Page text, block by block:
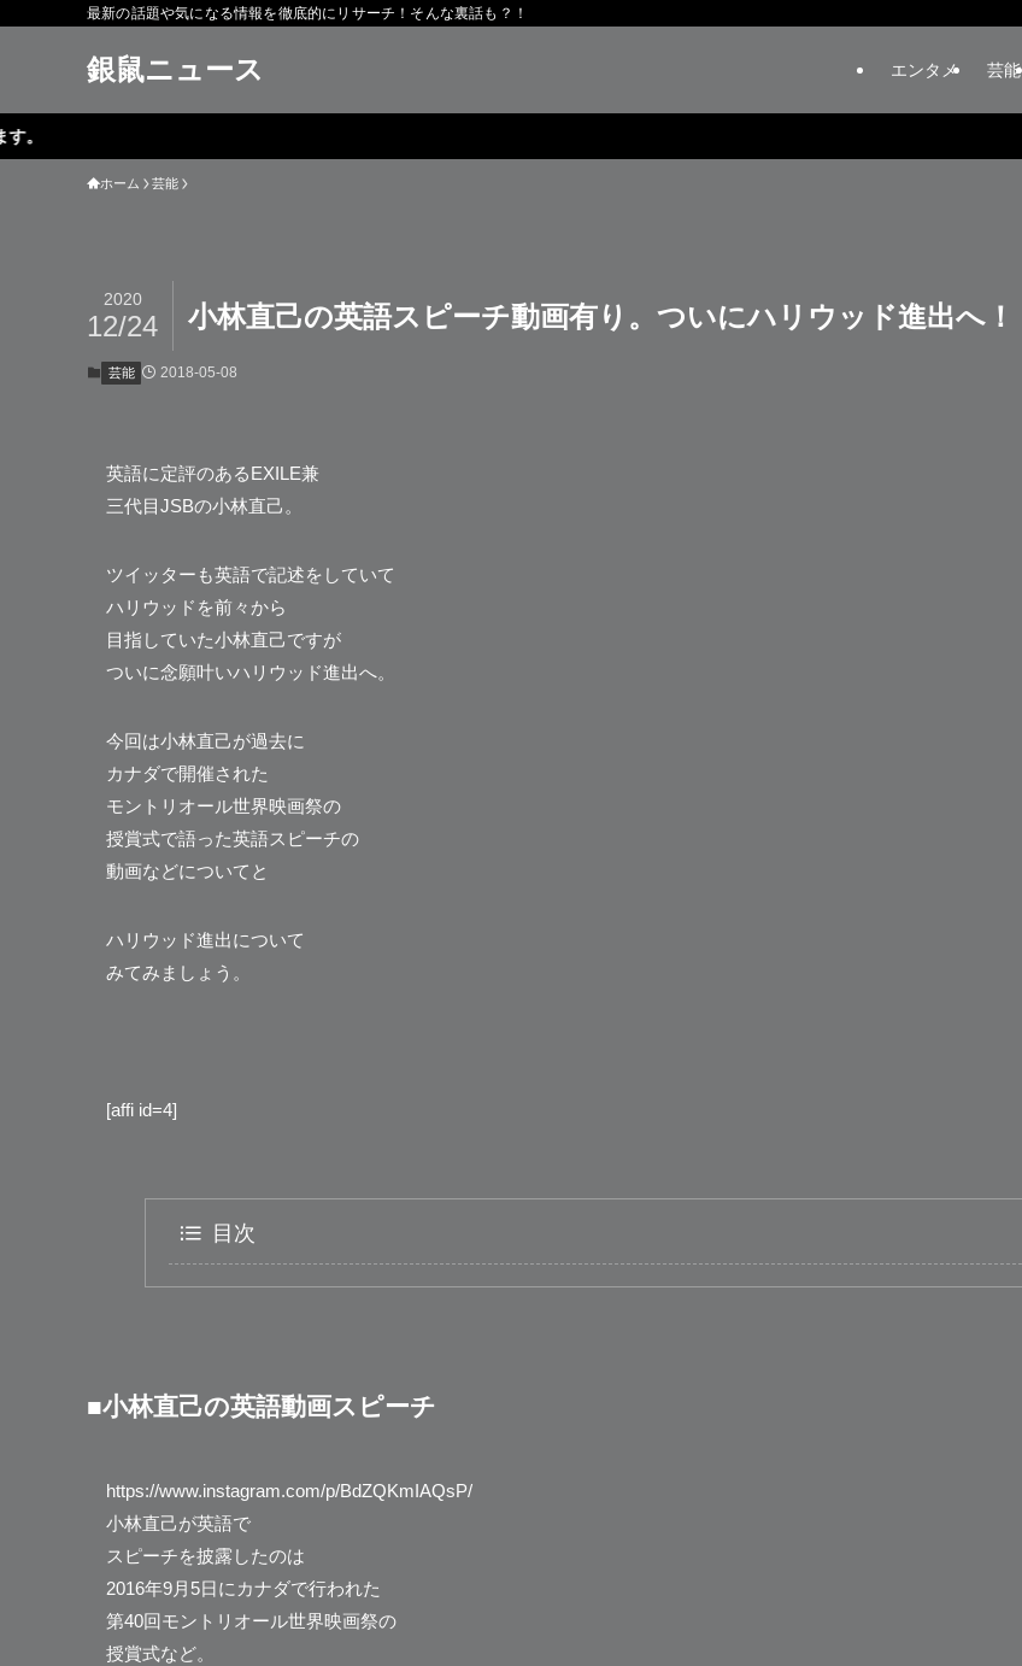
最新の話題や気になる情報を徹底的にリサーチ！そんな裏話も？！
銀鼠ニュース エンタメ 芸能
ホーム 芸能
小林直己の英語スピーチ動画有り。ついにハリウッド進出へ！
2020
12/24
芸能 2018-05-08
英語に定評のあるEXILE兼
三代目JSBの小林直己 。
ツイッターも英語で記述をしていて
ハリウッドを前々から
目指していた小林直己ですが
ついに念願叶いハリウッド進出へ。
今回は小林直己が過去に
カナダで開催された
モントリオール世界映画祭の
授賞式で語った英語スピーチの
動画などについてと
ハリウッド進出について
みてみましょう。
[affi id=4]
目次
■小林直己の英語動画スピーチ
https://www.instagram.com/p/BdZQKmIAQsP/
小林直己が英語で
スピーチを披露したのは
2016年9月5日にカナダで行われた
第40回モントリオール世界映画祭の
授賞式など。